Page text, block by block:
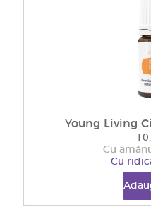
Young Living
Cu
Cu